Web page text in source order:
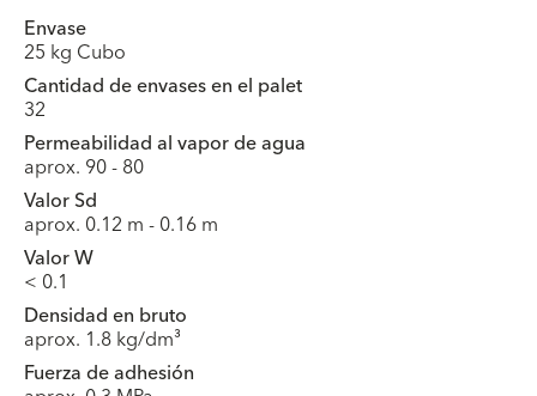
Envase
25 kg Cubo
Cantidad de envases en el palet
32
Permeabilidad al vapor de agua
aprox. 90 - 80
Valor Sd
aprox. 0.12 m - 0.16 m
Valor W
< 0.1
Densidad en bruto
aprox. 1.8 kg/dm³
Fuerza de adhesión